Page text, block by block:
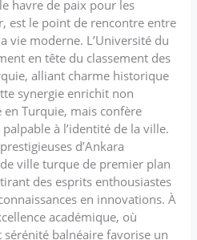
havre de paix pour les
est le point de rencontre entre
vie moderne. L’Université du
en tête du classement des
alliant charme historique
synergie enrichit non
Turquie, mais confère
à l’identité de la ville.
d’Ankara
ville turque de premier plan
des esprits enthousiastes
en innovations. À
académique, où
sérénité balnéaire favorise un